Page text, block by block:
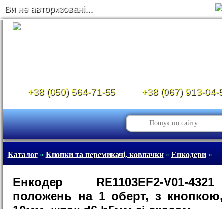
Ви не авторизовані...
+38 (050) 564-71-55 +38 (067) 913-04-
Каталог» Кнопки та перемикачі, ковпачки» Енкодери»
Енкодер RE1103EF2-V01-
положень на 1 оберт, з